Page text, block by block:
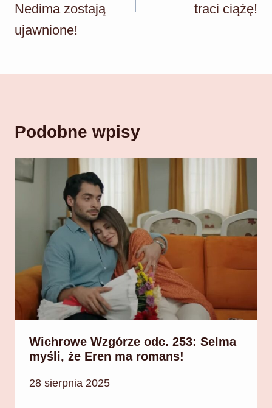
Nedima zostają
ujawnione!
traci ciążę!
Podobne wpisy
Wichrowe Wzgórze odc. 253: Selma
myśli, że Eren ma romans!
28 sierpnia 2025